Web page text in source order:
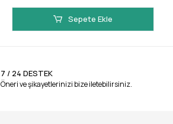
Sepete Ekle
7 / 24 DESTEK
Öneri ve şikayetlerinizi bize iletebilirsiniz.